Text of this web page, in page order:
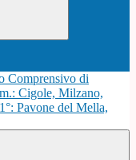
Comprensivo di
Cigole, Milzano,
Pavone del Mella,